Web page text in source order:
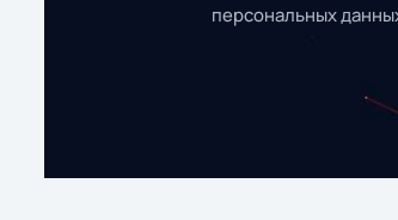
персональных